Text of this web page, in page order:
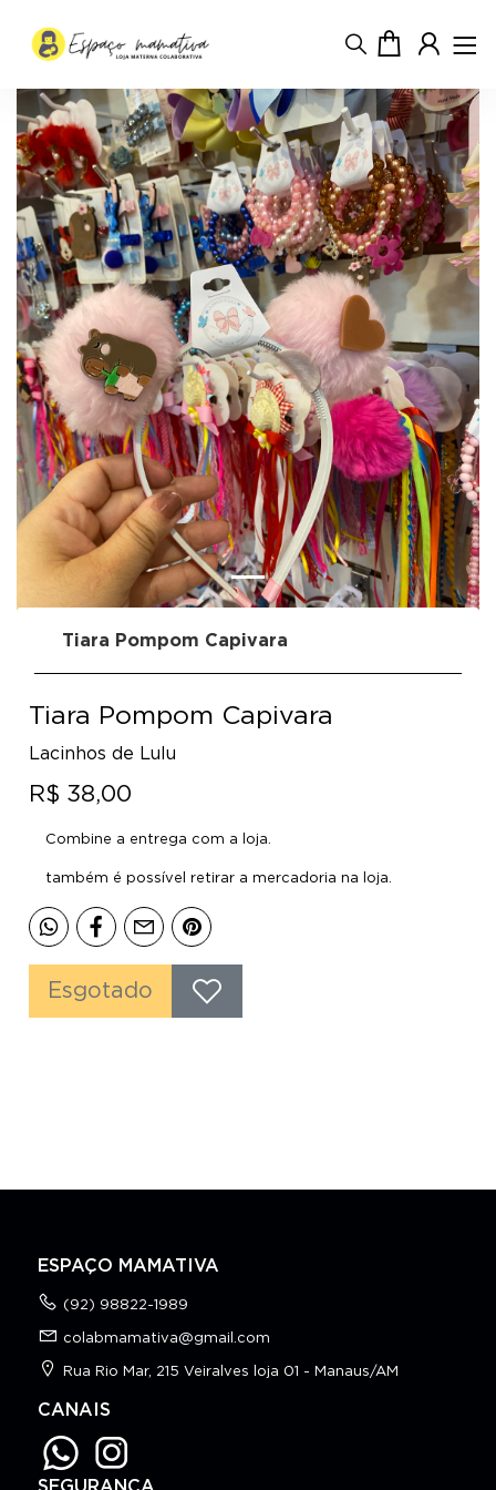
Tiara Pompom Capivara
Tiara Pompom Capivara
Lacinhos de Lulu
R$ 38,00
Combine a entrega com a loja.
também é possível retirar a mercadoria na loja.
Esgotado
ESPAÇO MAMATIVA
(92) 98822-1989
colabmamativa@gmail.com
Rua Rio Mar, 215 Veiralves loja 01 - Manaus/AM
CANAIS
SEGURANÇA